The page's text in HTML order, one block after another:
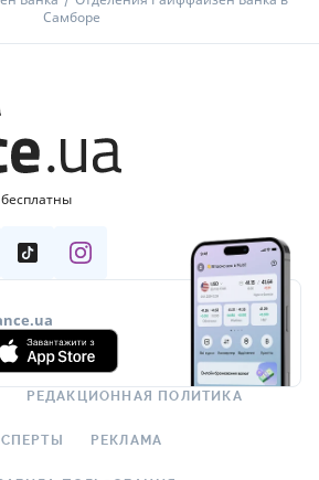
Самборе
РЕДАКЦИОННАЯ ПОЛИТИКА
РЕКЛАМА